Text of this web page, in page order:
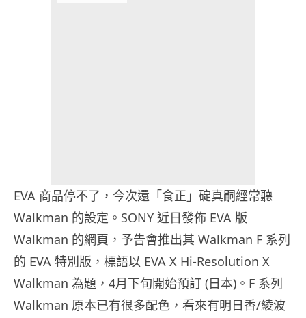
EVA 商品停不了，今次還「食正」碇真嗣經常聽
Walkman 的設定。SONY 近日發佈 EVA 版
Walkman 的網頁，予告會推出其 Walkman F 系列
的 EVA 特別版，標語以 EVA X Hi-Resolution X
Walkman 為題，4月下旬開始預訂 (日本)。F 系列
Walkman 原本已有很多配色，看來有明日香/綾波